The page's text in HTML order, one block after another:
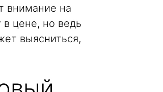
внимание на
в цене, но ведь
выясниться,